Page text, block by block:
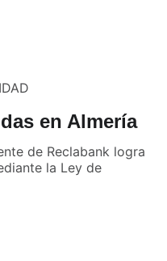
en Almería
de Reclabank logra
la Ley de